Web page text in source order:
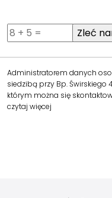
Administratorem danych
siedzibą przy Bp. Świrskiego
którym można się
czytaj więcej